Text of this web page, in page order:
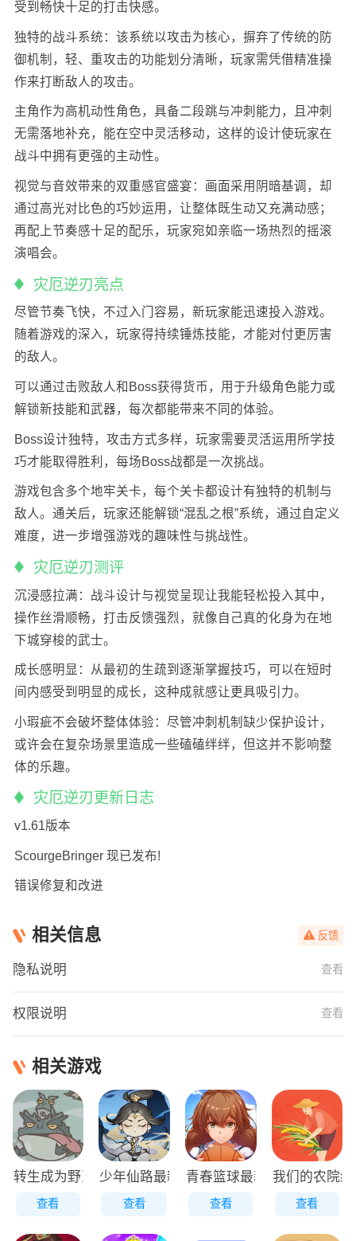
受到畅快十足的打击快感。
独特的战斗系统：该系统以攻击为核心，摒弃了传统的防
御机制，轻、重攻击的功能划分清晰，玩家需凭借精准操
作来打断敌人的攻击。
主角作为高机动性角色，具备二段跳与冲刺能力，且冲刺
无需落地补充，能在空中灵活移动，这样的设计使玩家在
战斗中拥有更强的主动性。
视觉与音效带来的双重感官盛宴：画面采用阴暗基调，却
通过高光对比色的巧妙运用，让整体既生动又充满动感；
再配上节奏感十足的配乐，玩家宛如亲临一场热烈的摇滚
演唱会。
灾厄逆刃亮点
尽管节奏飞快，不过入门容易，新玩家能迅速投入游戏。
随着游戏的深入，玩家得持续锤炼技能，才能对付更厉害
的敌人。
可以通过击败敌人和Boss获得货币，用于升级角色能力或
解锁新技能和武器，每次都能带来不同的体验。
Boss设计独特，攻击方式多样，玩家需要灵活运用所学技
巧才能取得胜利，每场Boss战都是一次挑战。
游戏包含多个地牢关卡，每个关卡都设计有独特的机制与
敌人。通关后，玩家还能解锁“混乱之根”系统，通过自定义
难度，进一步增强游戏的趣味性与挑战性。
灾厄逆刃测评
沉浸感拉满：战斗设计与视觉呈现让我能轻松投入其中，
操作丝滑顺畅，打击反馈强烈，就像自己真的化身为在地
下城穿梭的武士。
成长感明显：从最初的生疏到逐渐掌握技巧，可以在短时
间内感受到明显的成长，这种成就感让更具吸引力。
小瑕疵不会破坏整体体验：尽管冲刺机制缺少保护设计，
或许会在复杂场景里造成一些磕磕绊绊，但这并不影响整
体的乐趣。
灾厄逆刃更新日志
v1.61版本
ScourgeBringer 现已发布!
错误修复和改进
相关信息 反馈
隐私说明 查看
权限说明 查看
相关游戏
转生成为野蛮人正版
查看
少年仙路最新版
查看
青春篮球最新版
查看
我们的农院
查看